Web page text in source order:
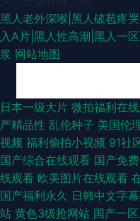
黑人老外深喉|黑人破苞疼
入A片|黑人性高潮|黑人一
浆 网站地图
东京热精品婷婷 国产二区二区
影音先锋 av 狼友 伦理 久久网
亚洲GV亚洲GVGAY 久久国产
wwwwwww黄 亚洲无码免费在
日本一级大片 微拍福利在
产精品性 乱伦种子 美国伦
视频 福利偷拍小视频 91社
国产综合在线观看 国产免
线观看 欧美图片在线观看
国产福利永久 日韩中文字
站 黄色3级抢网站 国产一